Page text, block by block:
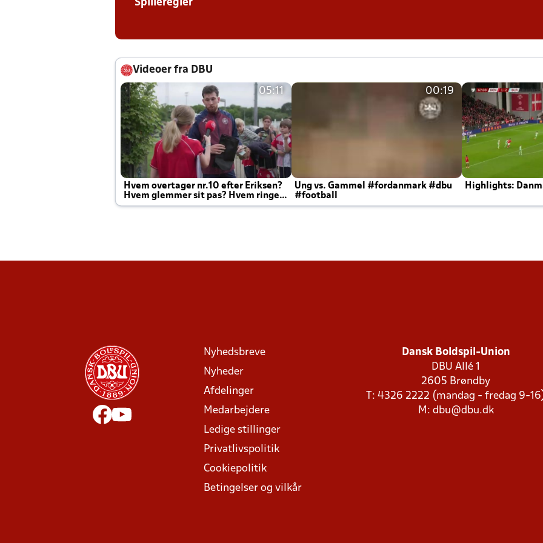
Spilleregler
Videoer fra DBU
05:11
Hvem overtager nr.10 efter Eriksen?
Hvem glemmer sit pas? Hvem ringer
Joachim altid til efter kampe?
00:19
Ung vs. Gammel #fordanmark #dbu
#football
Highlights:
Nyhedsbreve
Nyheder
Afdelinger
Medarbejdere
Ledige stillinger
Privatlivspolitik
Cookiepolitik
Betingelser og vilkår
Dansk Boldspil-Union
DBU Allé 1
2605 Brøndby
T: 4326 2222 (mandag - fredag 9-
M: dbu@dbu.dk